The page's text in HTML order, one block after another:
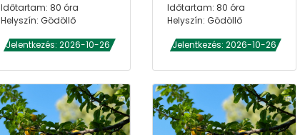
Időtartam: 80 óra
Helyszín: Gödöllő
Jelentkezés: 2026-10-26
Időtartam: 80 óra
Helyszín: Gödöllő
Jelentkezés: 2026-10-26